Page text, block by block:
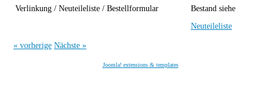
Verlinkung / Neuteileliste / Bestellformular
Bestand siehe
Neuteileliste
« vorherige Nächste »
Joomla! extensions & templates